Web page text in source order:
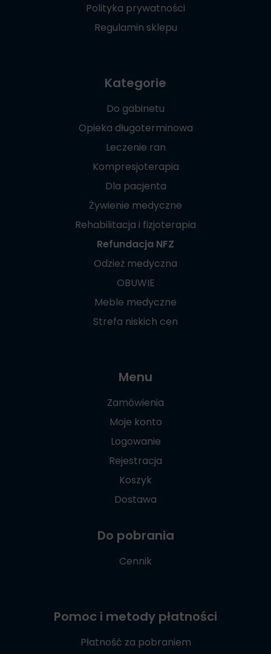
Polityka prywatności
Regulamin sklepu
Kategorie
Do gabinetu
Opieka długoterminowa
Leczenie ran
Kompresjoterapia
Dla pacjenta
Żywienie medyczne
Rehabilitacja i fizjoterapia
Refundacja NFZ
Odzież medyczna
OBUWIE
Meble medyczne
Strefa niskich cen
Menu
Zamówienia
Moje konto
Logowanie
Rejestracja
Koszyk
Dostawa
Do pobrania
Cennik
Pomoc i metody płatności
Płatność za pobraniem